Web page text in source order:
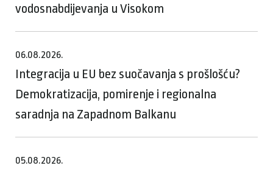
vodosnabdijevanja u Visokom
06.08.2026.
Integracija u EU bez suočavanja s prošlošću?
Demokratizacija, pomirenje i regionalna
saradnja na Zapadnom Balkanu
05.08.2026.